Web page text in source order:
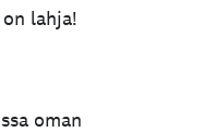
lahja!
oman